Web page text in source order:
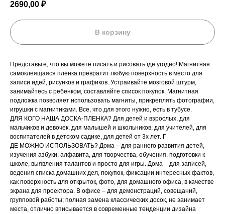
2690,00 ₽
В корзину
Представьте, что вы можете писать и рисовать где угодно! Магнитная
самоклеящаяся пленка превратит любую поверхность в место для
записи идей, рисунков и графиков. Устраивайте мозговой штурм,
занимайтесь с ребенком, составляйте список покупок. Магнитная
подложка позволяет использовать магниты, прикреплять фотографии,
игрушки с магнитиками. Все, что для этого нужно, есть в тубусе.
ДЛЯ КОГО НАША ДОСКА-ПЛЕНКА? Для детей и взрослых, для
мальчиков и девочек, для малышей и школьников, для учителей, для
воспитателей в детском садике, для детей от 3х лет. Г
ДЕ МОЖНО ИСПОЛЬЗОВАТЬ? Дома – для раннего развития детей,
изучения азбуки, алфавита, для творчества, обучения, подготовки к
школе, выявления талантов и просто для игры. Дома – для записей,
ведения списка домашних дел, покупок, фиксации интересных фактов,
как поверхность для открыток, фото, для домашнего офиса, в качестве
экрана для проектора. В офисе – для демонстраций, совещаний,
групповой работы; полная замена классических досок, не занимает
места, отлично вписывается в современные тенденции дизайна